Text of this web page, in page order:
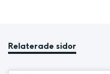
Relaterade sidor